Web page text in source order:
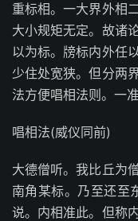
重标相。一大界外相
大小规矩无定。故诸
以为标。牓标内外任
少住处宽狭。但分两
法方便唱相法则。一
唱相法(威仪同前)
大德僧听。我比丘为
南角某标。乃至还至
说。内相准此。但称